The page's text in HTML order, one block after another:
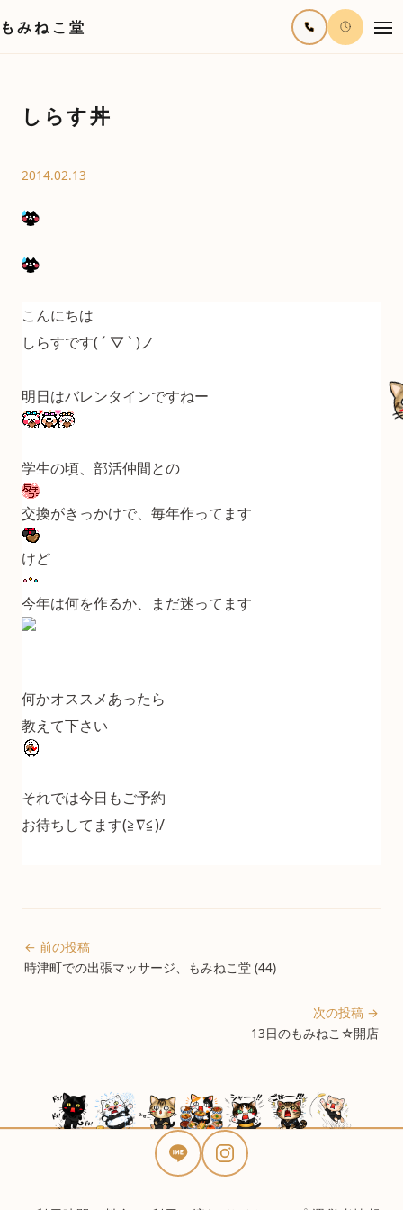
もみねこ堂
しらす丼
2014.02.13
こんにちは
しらすです( ´ ▽ ` )ノ
明日はバレンタインですねー
学生の頃、部活仲間との
交換がきっかけで、毎年作ってます
けど
今年は何を作るか、まだ迷ってます
何かオススメあったら
教えて下さい
それでは今日もご予約
お待ちしてます(≧∇≦)/
← 前の投稿
時津町での出張マッサージ、もみねこ堂 (44)
次の投稿 →
13日のもみねこ☆開店